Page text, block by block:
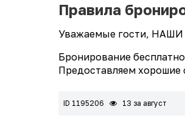
Правила
Уважаемые гости,
Бронирование
Предоставляем
ID 1195206 13 за август